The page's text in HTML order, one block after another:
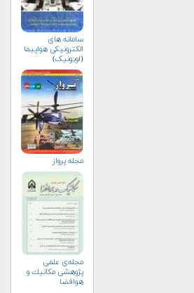
سامانه های
الکترونیکی هواپیما
(اویونیک)
مجله پرواز
مجله‌ی علمی
پژوهشی مكانيك و
هوافضا